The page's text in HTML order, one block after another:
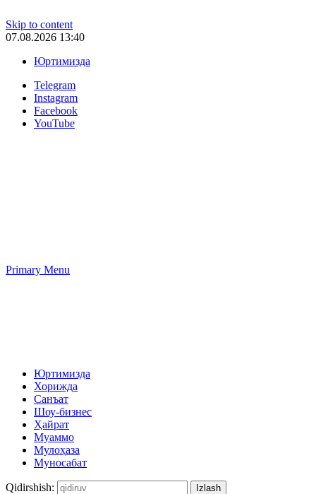
Skip to content
07.08.2026 13:40
Юртимизда
Telegram
Instagram
Facebook
YouTube
Primary Menu
Юртимизда
Хорижда
Санъат
Шоу-бизнес
Ҳайрат
Муаммо
Мулоҳаза
Муносабат
Qidirshish: